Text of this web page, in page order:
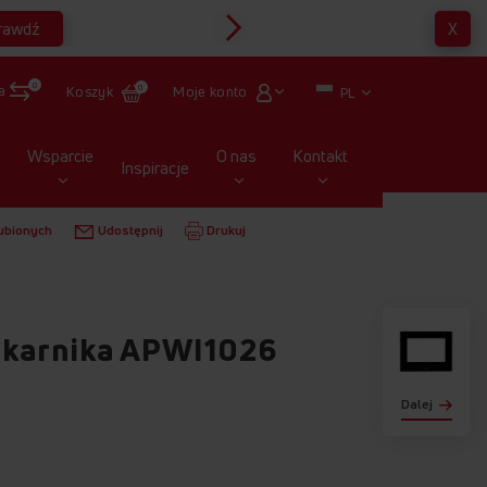
X
0 Koszyk 0 Moje konto PL
Wsparcie Inspiracje O nas Kontakt
Dalej
Udostępnij Drukuj
APWI1026